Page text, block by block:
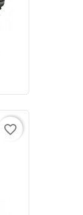
favorite_border